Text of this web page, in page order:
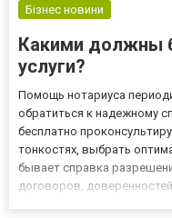
Бізнес новини
Какими должны
услуги?
Помощь нотариуса
обратиться к надежному
бесплатно
тонкостях, выбрать
бывает справка
договоров,